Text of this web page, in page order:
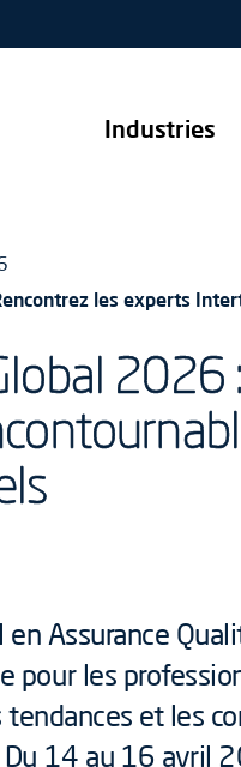
Industries
les experts
Assurance
pour les
tendances et les
14 au 16 avril